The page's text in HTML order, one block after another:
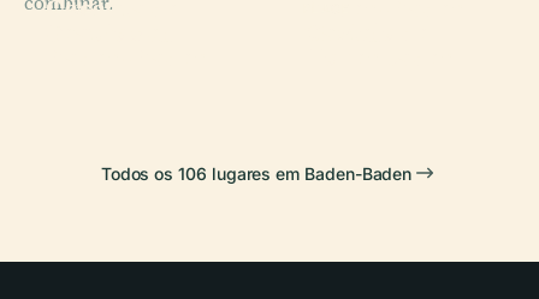
Cascata de
PLACE
Todos os 106 lugares em Baden-Baden